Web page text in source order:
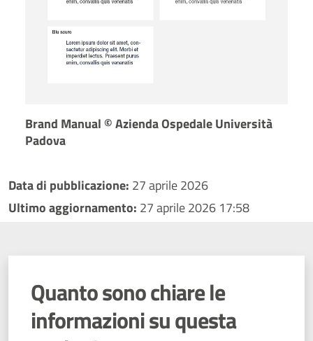
Brand Manual © Azienda Ospedale Università
Padova
Data di pubblicazione: 27 aprile 2026
Ultimo aggiornamento: 27 aprile 2026 17:58
Quanto sono chiare le
informazioni su questa